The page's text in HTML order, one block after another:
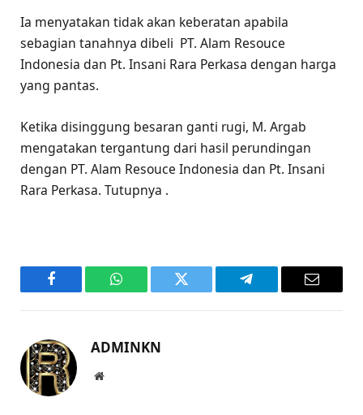
Ia menyatakan tidak akan keberatan apabila
sebagian tanahnya dibeli PT. Alam Resouce
Indonesia dan Pt. Insani Rara Perkasa dengan harga
yang pantas.
Ketika disinggung besaran ganti rugi, M. Argab
mengatakan tergantung dari hasil perundingan
dengan PT. Alam Resouce Indonesia dan Pt. Insani
Rara Perkasa. Tutupnya .
Facebook WhatsAppTwitter Telegram Email
ADMINKN
Website